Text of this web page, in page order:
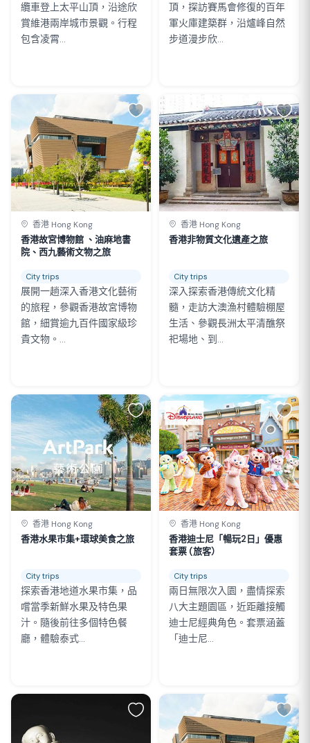
纜車登上太平山頂，沿途欣
賞維港兩岸城市景觀。行程
包含凌霄...
頂，探訪賽馬會修復的百年
軍火庫建築群，沿爐峰自然
步道漫步欣...
香港 Hong Kong
香港故宮博物館 、油麻地書
院、西九藝術文物之旅
City trips
展開一趟深入香港文化藝術
的旅程，參觀香港故宮博物
館，細賞逾九百件國家級珍
貴文物。...
香港 Hong Kong
香港非物質文化遺產之旅
City trips
深入探索香港傳統文化精
髓，走訪大澳漁村體驗棚屋
生活、參觀長洲太平清醮祭
祀場地、到...
香港 Hong Kong
香港水果市集+環球美食之旅
City trips
探索香港地道水果市集，品
嚐當季新鮮水果及特色果
汁。隨後前往多個特色餐
廳，體驗泰式...
香港 Hong Kong
香港迪士尼「暢玩2日」優惠
套票 (旅客）
City trips
兩日無限次入園，盡情探索
八大主題園區，近距離接觸
迪士尼經典角色。套票涵蓋
「迪士尼...